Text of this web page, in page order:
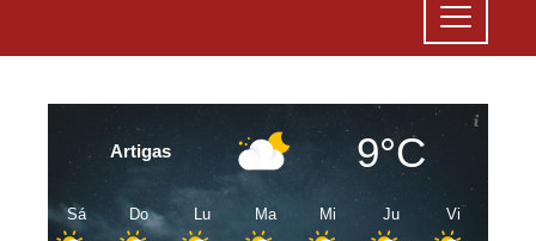
Artigas 9°C
Sá Do Lu Ma Mi Ju Vi